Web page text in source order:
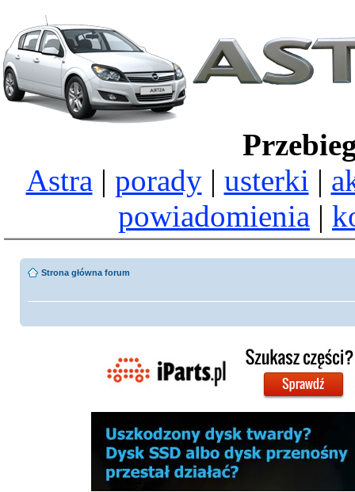
Astra | porady| usterki |
powiadomienia |
Strona główna forum